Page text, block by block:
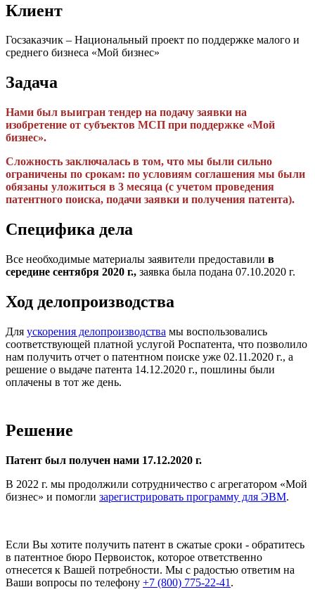
Клиент
Госзаказчик – Национальный проект по поддержке малого и
среднего бизнеса «Мой бизнес»
Задача
Нами был выигран тендер на подачу заявки на
изобретение от субъектов МСП при поддержке «Мой
бизнес».
Сложность заключалась в том, что мы были сильно
ограничены по срокам: по условиям соглашения мы были
обязаны уложиться в 3 месяца (с учетом проведения
патентного поиска, подачи заявки и получения патента).
Специфика дела
Все необходимые материалы заявители предоставили в
середине сентября 2020 г., заявка была подана 07.10.2020 г.
Ход делопроизводства
Для ускорения делопроизводства мы воспользовались
соответствующей платной услугой Роспатента, что позволило
нам получить отчет о патентном поиске уже 02.11.2020 г., а
решение о выдаче патента 14.12.2020 г., пошлины были
оплачены в тот же день.
Решение
Патент был получен нами 17.12.2020 г.
В 2022 г. мы продолжили сотрудничество с агрегатором «Мой
бизнес» и помогли зарегистрировать программу для ЭВМ.
Если Вы хотите получить патент в сжатые сроки - обратитесь
в патентное бюро Первоисток, которое ответственно
отнесется к Вашей потребности. Мы с радостью ответим на
Ваши вопросы по телефону +7 (800) 775-22-41 .